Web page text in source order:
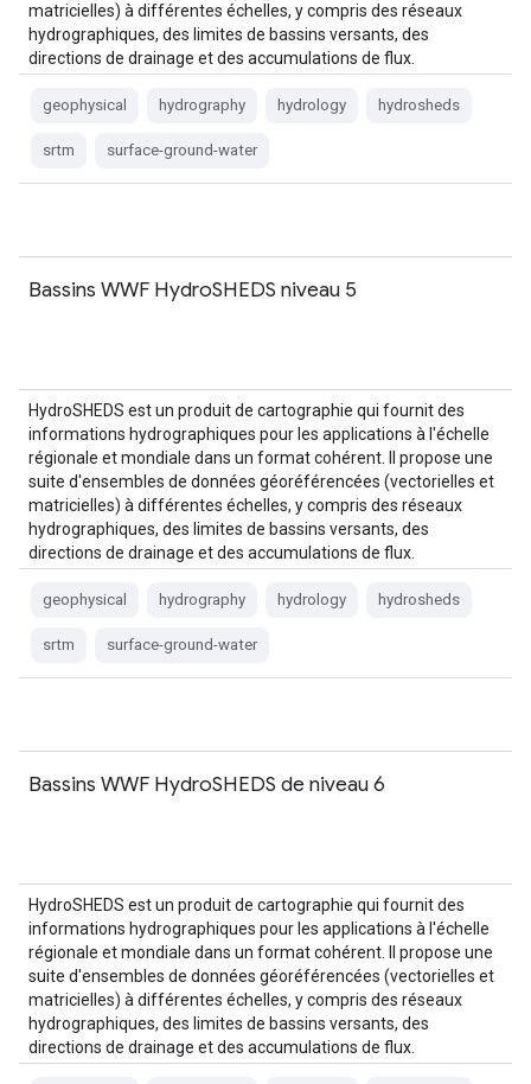
matricielles) à différentes échelles, y compris des réseaux
hydrographiques, des limites de bassins versants, des
directions de drainage et des accumulations de flux.
geophysical hydrography hydrology hydrosheds
srtm surface-ground-water
Bassins WWF HydroSHEDS niveau 5
HydroSHEDS est un produit de cartographie qui fournit des
informations hydrographiques pour les applications à l'échelle
régionale et mondiale dans un format cohérent. Il propose une
suite d'ensembles de données géoréférencées (vectorielles et
matricielles) à différentes échelles, y compris des réseaux
hydrographiques, des limites de bassins versants, des
directions de drainage et des accumulations de flux.
geophysical hydrography hydrology hydrosheds
srtm surface-ground-water
Bassins WWF HydroSHEDS de niveau 6
HydroSHEDS est un produit de cartographie qui fournit des
informations hydrographiques pour les applications à l'échelle
régionale et mondiale dans un format cohérent. Il propose une
suite d'ensembles de données géoréférencées (vectorielles et
matricielles) à différentes échelles, y compris des réseaux
hydrographiques, des limites de bassins versants, des
directions de drainage et des accumulations de flux.